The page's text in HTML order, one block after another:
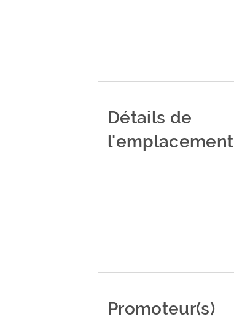
Détails de
l'emplacement
Promoteur(s)